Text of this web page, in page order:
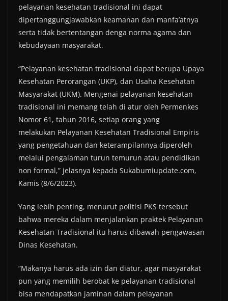
pelayanan kesehatan tradisional ini dapat
dipertanggungjawabkan keamanan dan manfa’atnya
serta tidak bertentangan denga norma agama dan
kebudayaan masyarakat.
“Pelayanan kesehatan tradisional dapat berupa Upaya
Kesehatan Perorangan (UKP), dan Usaha Kesehatan
Masyarakat (UKM). Mengenai pelayanan kesehatan
tradisional ini memang telah di atur oleh Permenkes
Nomor 61, tahun 2016, setiap orang yang
melakukan Pelayanan Kesehatan Tradisional Empiris
yang pengetahuan dan keterampilannya diperoleh
melalui pengalaman turun temurun atau pendidikan
non formal,” jelasnya kepada Sukabumiupdate.com,
Kamis (8/6/2023).
Yang lebih penting, menurut politisi PKS tersebut
bahwa mereka dalam menjalankan praktek Pelayanan
Kesehatan Tradisional itu harus dibawah pengawasan
Dinas Kesehatan.
“Makanya harus ada izin dan diatur, agar masyarakat
pun yang memilih berobat ke pelayanan tradisional
bisa mendapatkan jaminan dalam pelayanan